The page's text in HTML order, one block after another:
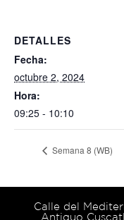
DETALLES
Fecha:
octubre 2, 2024
Hora:
09:25 - 10:10
Semana 8 (WB)
Calle del
Antiguo